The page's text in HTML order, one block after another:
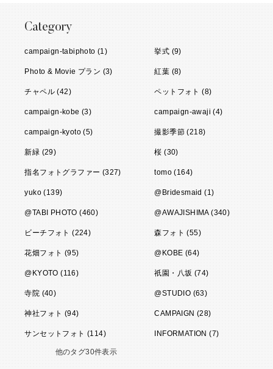
Category
campaign-tabiphoto (1) 挙式 (9)
Photo & Movie プラン (3) 紅葉 (8)
チャペル (42) ペットフォト (8)
campaign-kobe (3) campaign-awaji (4)
campaign-kyoto (5) 撮影季節 (218)
新緑 (29) 桜 (30)
指名フォトグラファー (327) tomo (164)
yuko (139) @Bridesmaid (1)
@TABI PHOTO (460) @AWAJISHIMA (340)
ビーチフォト (224) 森フォト (55)
花畑フォト (95) @KOBE (64)
@KYOTO (116) 祇園・八坂 (74)
寺院 (40) @STUDIO (63)
神社フォト (94) CAMPAIGN (28)
サンセットフォト (114) INFORMATION (7)
他のタグ30件表示